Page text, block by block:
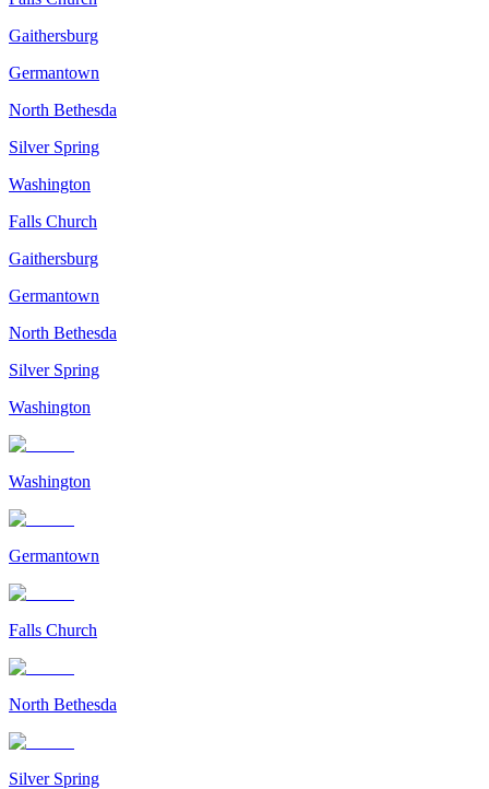
Gaithersburg
Germantown
North Bethesda
Silver Spring
Washington
Falls Church
Gaithersburg
Germantown
North Bethesda
Silver Spring
Washington
Washington
Germantown
Falls Church
North Bethesda
Silver Spring